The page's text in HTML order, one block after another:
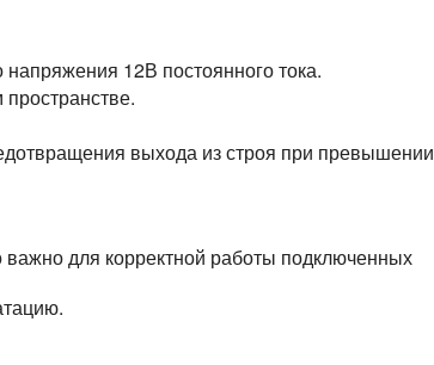
12В постоянного тока.
выхода из строя при превышении
для корректной работы подключенных